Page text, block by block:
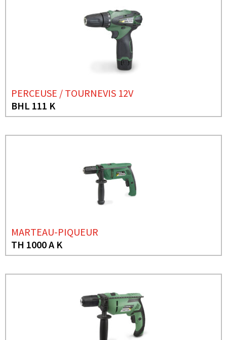
PERCEUSE / TOURNEVIS 12V
BHL 111 K
MARTEAU-PIQUEUR
TH 1000 A K